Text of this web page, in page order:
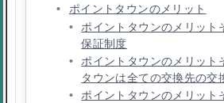
ポイントタウンのメリット
ポイントタウンのメリット
保証制度
ポイントタウンのメリット
タウンは全ての交換先の交
ポイントタウンのメリット